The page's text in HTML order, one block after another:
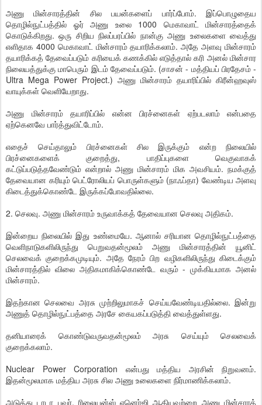
அணு மின்சாரத்தின் சில பயன்களைப் பார்ப்போம். இப்பொழுதைய
தொழில்நுட்பத்தில் ஓர் அணு உலை 1000 மெகாவாட் மின்சாரத்தைக்
கொடுக்கிறது. ஒரு சிறிய நிலப்பரப்பில் நான்கு அணு உலைகளை வைத்து
எளிதாக 4000 மெகாவாட் மின்சாரம் தயாரிக்கலாம். அதே அளவு மின்சாரம்
தயாரிக்கத் தேவைப்படும் கரியைக் கணக்கில் எடுத்தால் கரி அனல் மின்சார
நிலையத்துக்கு மாபெரும் இடம் தேவைப்படும். (சாசன் - மத்தியப் பிரதேசம் -
Ultra Mega Power Project.) அணு மின்சாரம் தயாரிப்பில் கிரீன்ஹவுஸ்
வாயுக்கள் வெளியேறாது.
அணு மின்சாரம் தயாரிப்பில் என்ன பிரச்னைகள் ஏற்படலாம் என்பதை
ஏற்கெனவே பார்த்துவிட்டோம்.
எதைச் செய்தாலும் பிரச்னைகள் சில இருக்கும் என்ற நிலையில்
பிரச்னைகளைக் குறைத்து, பாதிப்புகளை வெகுவாகக்
கட்டுப்படுத்தவேண்டும் என்றால் அணு மின்சாரம் மிக அவசியம். நமக்குத்
தேவையான கரியும் பெட்ரோலியப் பொருள்களும் (நாஃப்தா) வேண்டிய அளவு
கிடைத்துக்கொண்டே இருக்கப்போவதில்லை.
2. செலவு. அணு மின்சாரம் உருவாக்கத் தேவையான செலவு அதிகம்.
இன்றைய நிலையில் இது உண்மையே. ஆனால் சரியான தொழில்நுட்பத்தை
வெளிநாடுகளிலிருந்து பெறுவதன்மூலம் அணு மின்சாரத்தின் யூனிட்
செலவைக் குறைக்கமுடியும். அதே நேரம் பிற வழிகளிலிருந்து கிடைக்கும்
மின்சாரத்தில் விலை அதிகமாகிக்கொண்டே வரும் - முக்கியமாக அனல்
மின்சாரம்.
இதற்கான செலவை அரசு முற்றிலுமாகச் செய்யவேண்டியதில்லை. இன்று
அணுத் தொழில்நுட்பத்தை அரசே கையகப்படுத்தி வைத்துள்ளது.
தனியாரைக் கொண்டுவருவதன்மூலம் அரசு செய்யும் செலவைக்
குறைக்கலாம்.
Nuclear Power Corporation என்பது மத்திய அரசின் நிறுவனம்.
இதன்மூலமாக மத்திய அரசு சில அணு உலைகளை நிர்மாணிக்கலாம்.
அடுத்து டாடா பவர், ரிலையன்ஸ் எனெர்ஜி ஆகியவற்றை அணு மின்சாரத்